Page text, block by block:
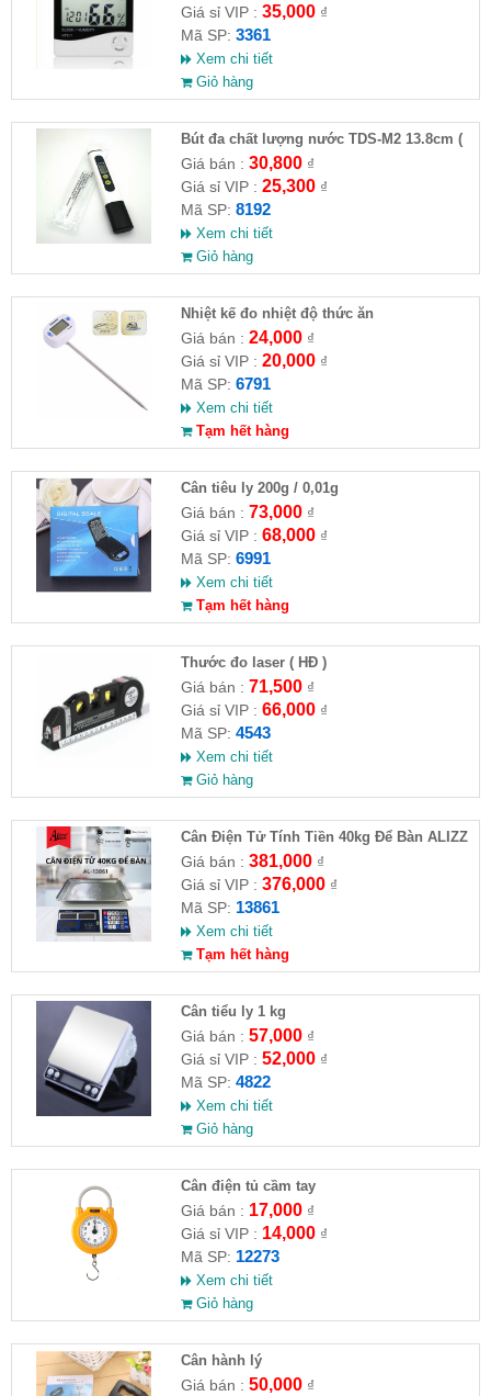
Giá sỉ VIP : 35,000₫
Mã SP: 3361
Xem chi tiết
Giỏ hàng
Bút đa chất lượng nước TDS-M2 13.8cm (
HĐ )
Giá bán : 30,800₫
Giá sỉ VIP : 25,300₫
Mã SP: 8192
Xem chi tiết
Giỏ hàng
Nhiệt kế đo nhiệt độ thức ăn
Giá bán : 24,000₫
Giá sỉ VIP : 20,000₫
Mã SP: 6791
Xem chi tiết
Tạm hết hàng
Cân tiêu ly 200g / 0,01g
Giá bán : 73,000₫
Giá sỉ VIP : 68,000₫
Mã SP: 6991
Xem chi tiết
Tạm hết hàng
Thước đo laser ( HĐ )
Giá bán : 71,500₫
Giá sỉ VIP : 66,000₫
Mã SP: 4543
Xem chi tiết
Giỏ hàng
Cân Điện Tử Tính Tiền 40kg Để Bàn ALIZZ
AL-13861
Giá bán : 381,000₫
Giá sỉ VIP : 376,000₫
Mã SP: 13861
Xem chi tiết
Tạm hết hàng
Cân tiểu ly 1 kg
Giá bán : 57,000₫
Giá sỉ VIP : 52,000₫
Mã SP: 4822
Xem chi tiết
Giỏ hàng
Cân điện tủ cầm tay
Giá bán : 17,000₫
Giá sỉ VIP : 14,000₫
Mã SP: 12273
Xem chi tiết
Giỏ hàng
Cân hành lý
Giá bán : 50,000₫